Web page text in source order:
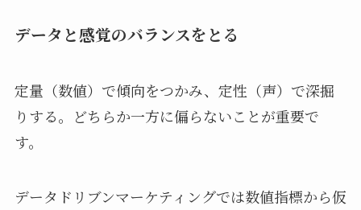
データと感覚のバランスをとる
定量（数値）で傾向をつかみ、定性（声）で深掘
りする。どちらか一方に偏らないことが重要で
す。
データドリブンマーケティングでは数値指標から仮